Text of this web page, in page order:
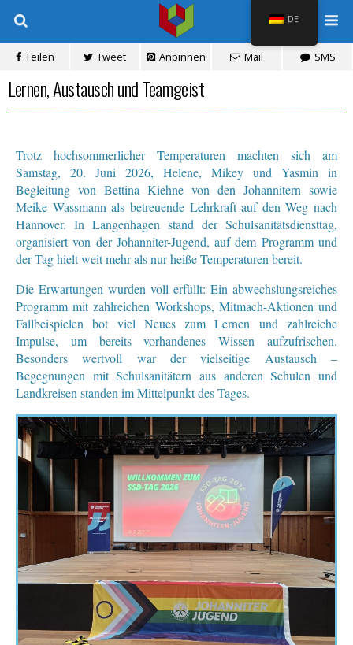
Teilen Tweet Anpinnen Mail SMS
Lernen, Austausch und Teamgeist
Trotz hochsommerlicher Temperaturen machten sich am
Samstag, 20. Juni 2026, Helene, Mikey und Yasmin in
Begleitung von Bettina Kiehne von den Johannitern sowie
Meike Wassmann als betreuende Lehrkraft auf den Weg nach
Hannover. In Langenhagen stand der Schulsanitätsdiensttag,
organisiert von der Johanniter-Jugend, auf dem Programm und
der Tag hielt weit mehr als nur heiße Temperaturen bereit.
Die Erwartungen wurden voll erfüllt: Ein abwechslungsreiches
Programm mit zahlreichen Workshops, Mitmach-Aktionen und
Fallbeispielen bot viel Neues zum Lernen und zahlreiche
Impulse, um bereits vorhandenes Wissen aufzufrischen.
Besonders wertvoll war der vielseitige Austausch –
Begegnungen mit Schulsanitätern aus anderen Schulen und
Landkreisen standen im Mittelpunkt des Tages.
DE